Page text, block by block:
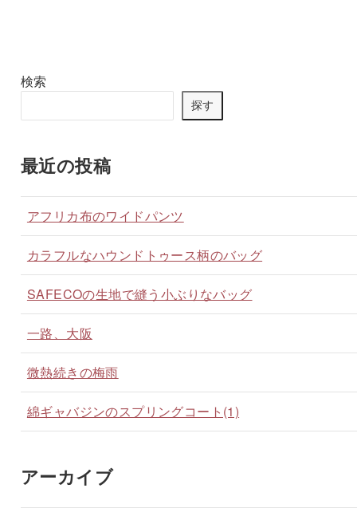
検索
探す
最近の投稿
アフリカ布のワイドパンツ
カラフルなハウンドトゥース柄のバッグ
SAFECOの生地で縫う小ぶりなバッグ
一路、大阪
微熱続きの梅雨
綿ギャバジンのスプリングコート(1)
アーカイブ